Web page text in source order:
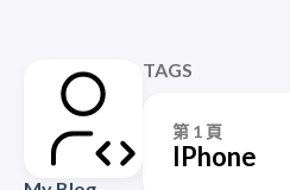
TAGS
第 1 頁
IPhone